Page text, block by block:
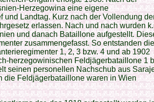
Herzegowina eine eigene
und Landtag. Kurz nach der Vollendung
erlassen. Nach und nach wurden
und danach Bataillone aufgestellt.
zusammengefasst. So entstanden die
1, 2, 3 bzw. 4 und ab 1902
herzegowinischen Feldjägerbataillone 1
seinen personellen Nachschub aus
die Feldjägerbataillone waren in Wien